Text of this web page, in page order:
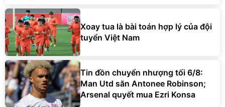
Xoay tua là bài toán hợp lý của đội
tuyển Việt Nam
Tin đồn chuyển nhượng tối 6/8:
Man Utd săn Antonee Robinson;
Arsenal quyết mua Ezri Konsa